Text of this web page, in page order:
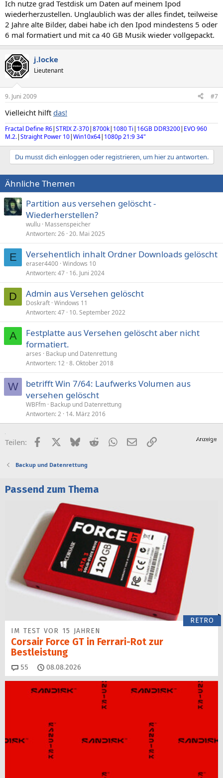
Ich nutze grad Testdisk um Daten auf meinem Ipod
wiederherzustellen. Unglaublich was der alles findet, teilweise
2 Jahre alte Bilder, dabei habe ich den Ipod mindestens 5 oder
6 mal formatiert und mit ca 40 GB Musik wieder vollgepackt.
j.locke
Lieutenant
9. Juni 2009 #7
Vielleicht hilft das!
Fractal Define R6|STRIX Z-370|8700k| 1080 Ti| 16GB DDR3200| EVO 960
M.2.|Straight Power 10|Win10x64| 1080p 21:9 34"
Du musst dich einloggen oder registrieren, um hier zu antworten.
Ähnliche Themen
Partition aus versehen gelöscht -
Wiederherstellen?
wullu Massenspeicher
Antworten 26 20. Mai 2025
E Versehentlich inhalt Ordner Downloads gelöscht
eraser4400 Windows 10
Antworten 47 16. Juni 2024
D Admin aus Versehen gelöscht
Doskraft Windows 11
Antworten 47 10. September 2022
A
Festplatte aus Versehen gelöscht aber nicht
formatiert.
arses
Backup und Datenrettung
Antworten 12 8. Oktober 2018
W
betrifft Win 7/64: Laufwerks Volumen aus
versehen gelöscht
WBFfm Backup und Datenrettung
Antworten 2 14. März 2016
Teilen: FacebookX (Twitter)
BlueskyRedditWhatsApp
E-MailLink
Backup und Datenrettung
Passend zum Thema
RETRO
IM TEST VOR 15 JAHREN
Corsair Force GT in Ferrari-Rot zur
Bestleistung
55 Kommentare
08.08.2026